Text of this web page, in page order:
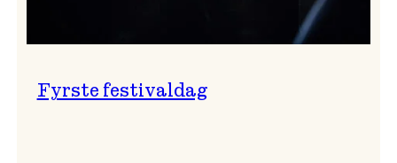
Fyrste festivaldag